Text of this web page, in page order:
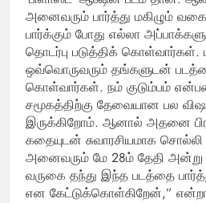
அனைவரும் பார்த்து மகிழும்
பார்க்கும் போது எல்லா
தொடர்பு படுத்திக் கொள்வார்கள்.
ஒவ்வொருவரும் தங்களுடன்
கொள்வார்கள். நம் குடும்பம்
சமூகத்திற்கு தேவையான பல
இருக்கிறோம். ஆனால் அதனை
கதையுடன் சுவாரசியமாக
அனைவரும் மே 28ம் தேதி அன்று
வருகை தந்து இந்த படத்தை
என கேட்டுக்கொள்கிறேன்,”